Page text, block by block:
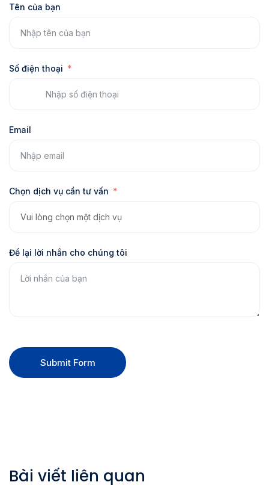
Tên của bạn
Số điện thoại
Email
Chọn dịch vụ cần tư vấn
Để lại lời nhắn cho chúng tôi
Submit Form
Bài viết liên quan